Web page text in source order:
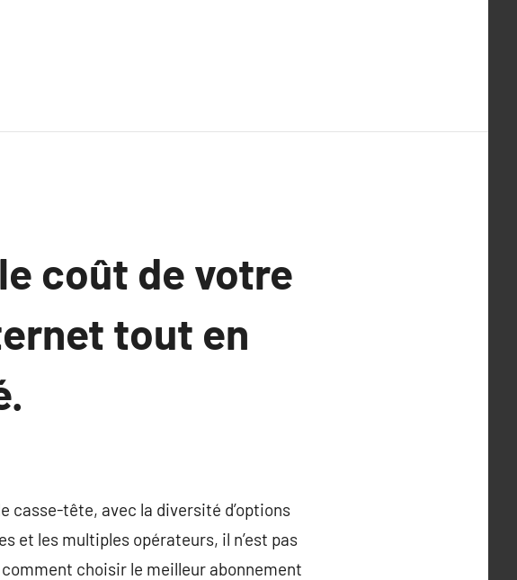
coût de votre
tout en
casse-tête, avec la diversité d’options
et les multiples opérateurs, il n’est pas
choisir le meilleur abonnement